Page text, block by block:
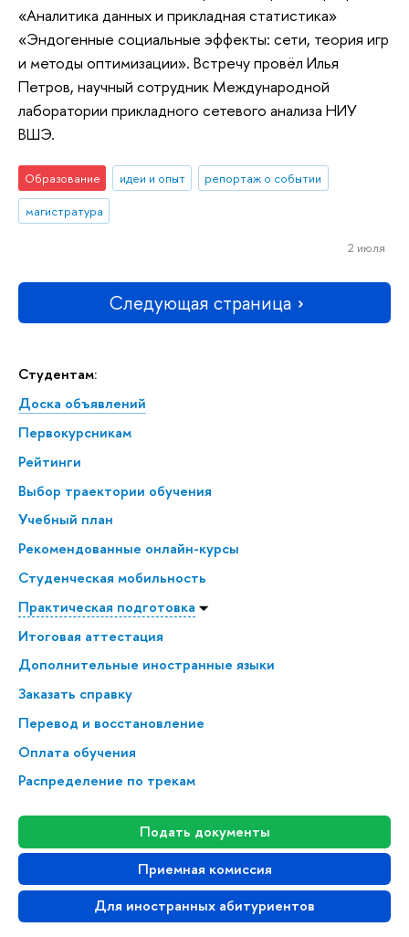
Студентам:
Доска объявлений
Первокурсникам
Рейтинги
Выбор траектории обучения
Учебный план
Рекомендованные онлайн-курсы
Студенческая мобильность
Практическая подготовка
Итоговая аттестация
Дополнительные иностранные языки
Заказать справку
Перевод и восстановление
Оплата обучения
Распределение по трекам
Подать документы
Приемная комиссия
Для иностранных абитуриентов
«Аналитика данных и прикладная статистика»
«Эндогенные социальные эффекты: сети, теория игр
и методы оптимизации». Встречу провёл Илья
Петров, научный сотрудник Международной
лаборатории прикладного сетевого анализа НИУ
ВШЭ.
Образование идеи и опыт
репортаж о событии
магистратура
2 июля
Следующая страница